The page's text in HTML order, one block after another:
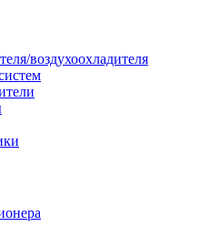
воздухоохладителя